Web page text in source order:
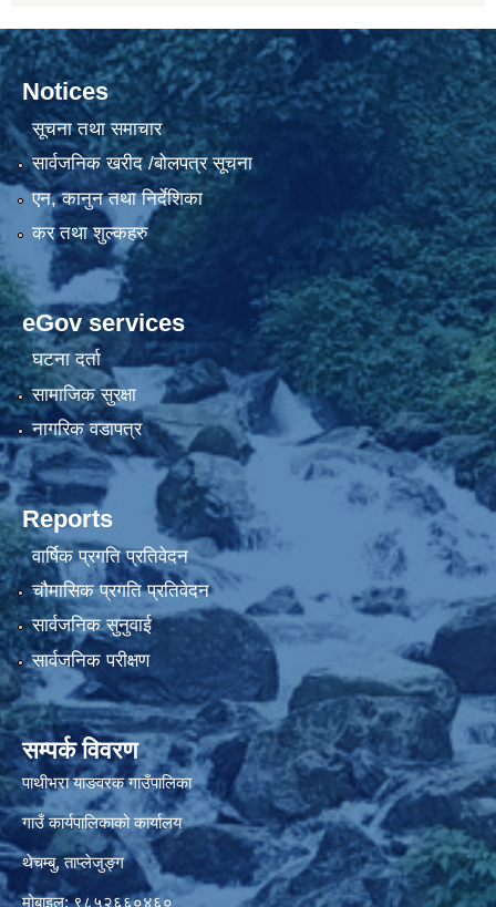
Notices
सूचना तथा समाचार
सार्वजनिक खरीद /बोलपत्र सूचना
एन, कानुन तथा निर्देशिका
कर तथा शुल्कहरु
eGov services
घटना दर्ता
सामाजिक सुरक्षा
नागरिक वडापत्र
Reports
वार्षिक प्रगति प्रतिवेदन
चौमासिक प्रगति प्रतिवेदन
सार्वजनिक सुनुवाई
सार्वजनिक परीक्षण
सम्पर्क विवरण
पाथीभरा याङवरक गाउँपालिका
गाउँ कार्यपालिकाको कार्यालय
थेचम्बु, ताप्लेजुङ्ग
मोबाइल: ९८५२६६०४६०